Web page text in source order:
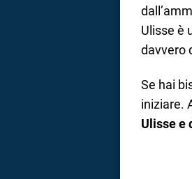
Ulisse è
davvero
Se hai
iniziare.
Ulisse e